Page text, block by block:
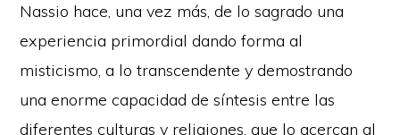
Nassio hace, una vez más, de lo sagrado una
experiencia primordial dando forma al
misticismo, a lo transcendente y demostrando
una enorme capacidad de síntesis entre las
diferentes culturas y religiones, que lo acercan al